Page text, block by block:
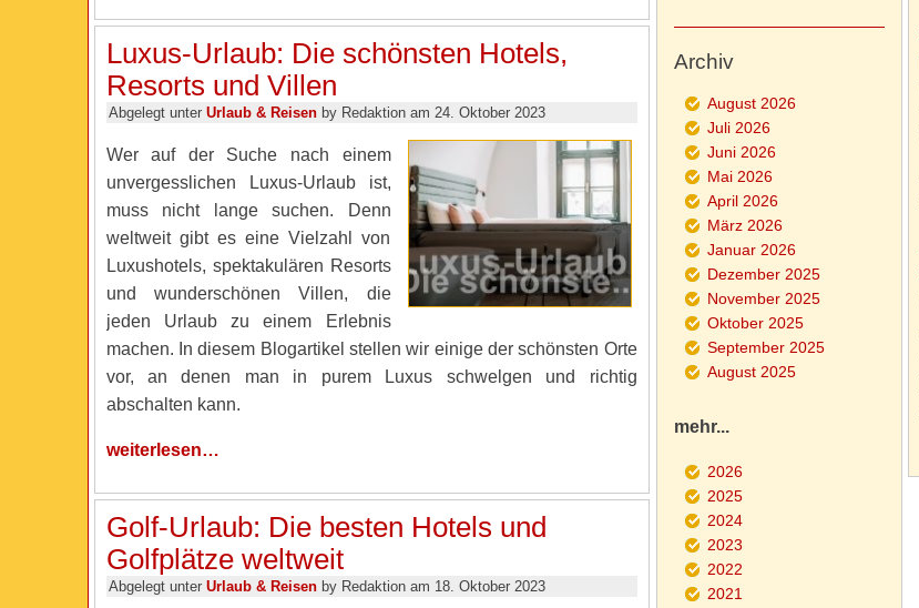
Luxus-Urlaub: Die schönsten Hotels,
Resorts und Villen
Abgelegt unter Urlaub & Reisenby Redaktion am 24. Oktober 2023
Wer auf der Suche nach einem
unvergesslichen Luxus-Urlaub ist,
muss nicht lange suchen. Denn
weltweit gibt es eine Vielzahl von
Luxushotels, spektakulären Resorts
und wunderschönen Villen, die
jeden Urlaub zu einem Erlebnis
machen. In diesem Blogartikel stellen wir einige der schönsten Orte
vor, an denen man in purem Luxus schwelgen und richtig
abschalten kann.
weiterlesen…
Golf-Urlaub: Die besten Hotels und
Golfplätze weltweit
Abgelegt unter Urlaub & Reisenby Redaktion am 18. Oktober 2023
Archiv
August 2026
Juli 2026
Juni 2026
Mai 2026
April 2026
März 2026
Januar 2026
Dezember 2025
November 2025
Oktober 2025
September 2025
August 2025
mehr...
2026
2025
2024
2023
2022
2021